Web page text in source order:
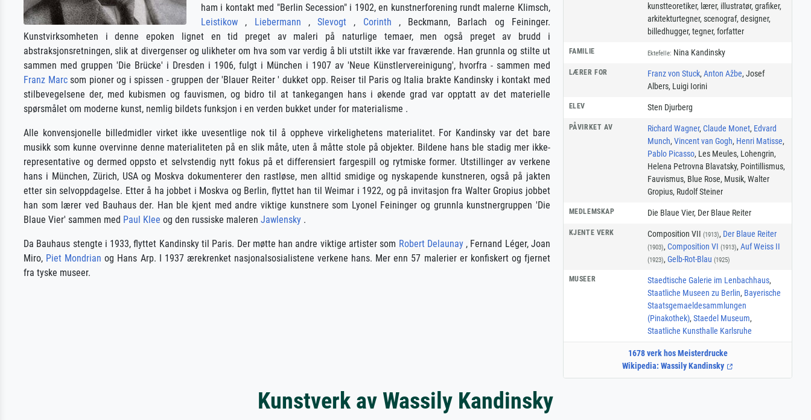
kunstteoretiker, lærer, illustratør, grafiker,
arkitekturtegner, scenograf, designer,
billedhugger, tegner, forfatter
FAMILIE Ektefelle: Nina Kandinsky
LÆRER FOR Franz von Stuck, Anton Ažbe, Josef
Albers, Luigi Iorini
ELEV Sten Djurberg
PÅVIRKET AV Richard Wagner, Claude Monet, Edvard
Munch, Vincent van Gogh, Henri Matisse,
Pablo Picasso, Les Meules, Lohengrin,
Helena Petrovna Blavatsky, Pointillismus,
Fauvismus, Blue Rose, Musik, Walter
Gropius, Rudolf Steiner
MEDLEMSKAP Die Blaue Vier, Der Blaue Reiter
KJENTE VERK Composition VII (1913), Der Blaue Reiter
(1903), Composition VI (1913), Auf Weiss II
(1923), Gelb-Rot-Blau (1925)
MUSEER Staedtische Galerie im Lenbachhaus,
Staatliche Museen zu Berlin, Bayerische
Staatsgemaeldesammlungen
(Pinakothek), Staedel Museum,
Staatliche Kunsthalle Karlsruhe
1678 verk hos Meisterdrucke
Wikipedia: Wassily Kandinsky
ham i kontakt med "Berlin Secession" i 1902, en kunstnerforening rundt malerne Klimsch,
Leistikow , Liebermann ,Slevogt , Corinth , Beckmann, Barlach og Feininger.
Kunstvirksomheten i denne epoken lignet en tid preget av maleri på naturlige temaer, men også preget av brudd i
abstraksjonsretningen, slik at divergenser og ulikheter om hva som var verdig å bli utstilt ikke var fraværende. Han grunnla og stilte ut
sammen med gruppen 'Die Brücke' i Dresden i 1906, fulgt i München i 1907 av 'Neue Künstlervereinigung', hvorfra - sammen med
Franz Marcsom pioner og i spissen - gruppen der 'Blauer Reiter ' dukket opp. Reiser til Paris og Italia brakte Kandinsky i kontakt med
stilbevegelsene der, med kubismen og fauvismen, og bidro til at tankegangen hans i økende grad var opptatt av det materielle
spørsmålet om moderne kunst, nemlig bildets funksjon i en verden bukket under for materialisme .
Alle konvensjonelle billedmidler virket ikke uvesentlige nok til å oppheve virkelighetens materialitet. For Kandinsky var det bare
musikk som kunne overvinne denne materialiteten på en slik måte, uten å måtte stole på objekter. Bildene hans ble stadig mer ikke-
representative og dermed oppsto et selvstendig nytt fokus på et differensiert fargespill og rytmiske former. Utstillinger av verkene
hans i München, Zürich, USA og Moskva dokumenterer den rastløse, men alltid smidige og nyskapende kunstneren, også på jakten
etter sin selvoppdagelse. Etter å ha jobbet i Moskva og Berlin, flyttet han til Weimar i 1922, og på invitasjon fra Walter Gropius jobbet
han som lærer ved Bauhaus der. Han ble kjent med andre viktige kunstnere som Lyonel Feininger og grunnla kunstnergruppen 'Die
Blaue Vier' sammen med Paul Klee og den russiske maleren Jawlensky .
Da Bauhaus stengte i 1933, flyttet Kandinsky til Paris. Der møtte han andre viktige artister som Robert Delaunay, Fernand Léger, Joan
Miro, Piet Mondrian og Hans Arp. I 1937 ærekrenket nasjonalsosialistene verkene hans. Mer enn 57 malerier er konfiskert og fjernet
fra tyske museer.
Kunstverk av Wassily Kandinsky